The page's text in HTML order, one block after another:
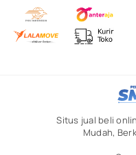
Situs jual beli
Mudah,